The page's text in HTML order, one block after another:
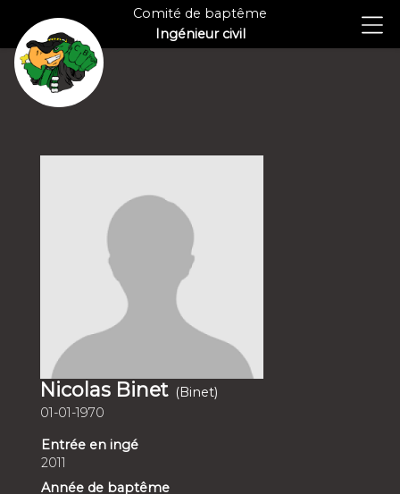
Comité de baptême
Ingénieur civil
Nicolas Binet (Binet)
01-01-1970
Entrée en ingé
2011
Année de baptême